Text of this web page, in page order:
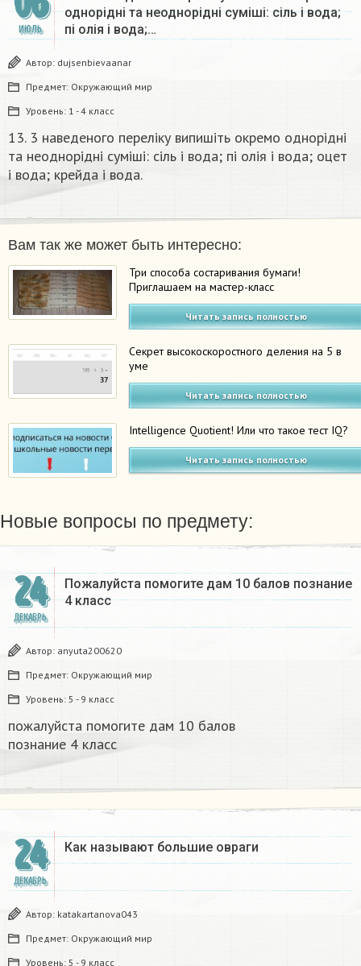
ИЮЛЬ
однорідні та неоднорідні суміші: сіль і вода;
пі олія і вода;…
Автор: dujsenbievaanar
Предмет: Окружающий мир
Уровень: 1 - 4 класс
13. 3 наведеного переліку випишіть окремо однорідні
та неоднорідні суміші: сіль і вода; пі олія і вода; оцет
і вода; крейда і вода.
Вам так же может быть интересно:
Три способа состаривания бумаги!
Приглашаем на мастер-класс
Читать запись полностью
Секрет высокоскоростного деления на 5 в
уме
Читать запись полностью
Intelligence Quotient! Или что такое тест IQ?
Читать запись полностью
Новые вопросы по предмету:
24
ДЕКАБРЬ
Пожалуйста помогите дам 10 балов познание
4 класс​
Автор: anyuta200620
Предмет: Окружающий мир
Уровень: 5 - 9 класс
пожалуйста помогите дам 10 балов
познание 4 класс​
24
ДЕКАБРЬ
Как называют большие овраги
Автор: katakartanova043
Предмет: Окружающий мир
Уровень: 5 - 9 класс